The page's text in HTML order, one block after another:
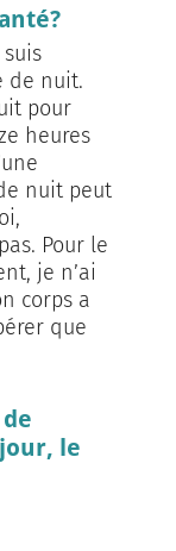
de nuit.
pour
heures
nuit peut
Pour le
je n’ai
corps a
que
le